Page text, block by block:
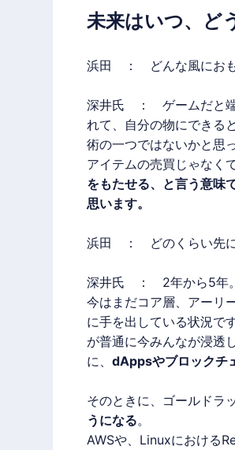
未来はいつ、ど
浜田 ： どんな風におも
深井氏 ： ゲームだと端
れて、自分の物にできる
術の一つではないかと思
アイテムの売買じゃなく
をもたせる、と言う意味
思います。
浜田 ： どのくらい先に
深井氏 ： 2年から5年。
今はまだコア層、アーリ
に手を出している状況です
が普通に今みんなが浸透
に、 dAppsやブロックチ
そのときに、ゴールドラ
うになる。
AWSや、Linuxにおける